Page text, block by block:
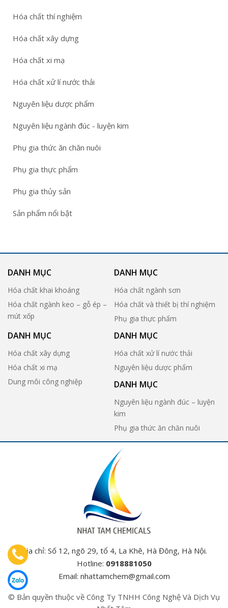
Hóa chất thí nghiệm
Hóa chất xây dựng
Hóa chất xi mạ
Hóa chất xử lí nước thải
Nguyên liệu dược phẩm
Nguyên liệu ngành đúc - luyện kim
Phụ gia thức ăn chăn nuôi
Phụ gia thực phẩm
Phụ gia thủy sản
Sản phẩm nổi bật
DANH MỤC
Hóa chất khai khoáng
Hóa chất ngành keo – gỗ ép –
mút xốp
DANH MỤC
Hóa chất ngành sơn
Hóa chất và thiết bị thí nghiệm
Phụ gia thực phẩm
DANH MỤC
Hóa chất xây dựng
Hóa chất xi mạ
Dung môi công nghiệp
DANH MỤC
Hóa chất xử lí nước thải
Nguyên liệu dược phẩm
DANH MỤC
Nguyên liệu ngành đúc – luyện
kim
Phụ gia thức ăn chăn nuôi
Địa chỉ: Số 12, ngõ 29, tổ 4, La Khê, Hà Đông, Hà Nội.
Hotline: 0918881050
Email: nhattamchem@gmail.com
© Bản quyền thuộc về Công Ty TNHH Công Nghệ Và Dịch Vụ